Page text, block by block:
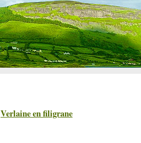
Verlaine en filigrane